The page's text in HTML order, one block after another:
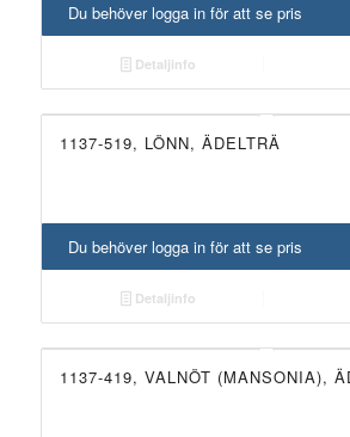
Du behöver logga in för att se pris
Detaljinfo
1137-519, LÖNN, ÄDELTRÄ
Du behöver logga in för att se pris
Detaljinfo
1137-419, VALNÖT (MANSONIA),